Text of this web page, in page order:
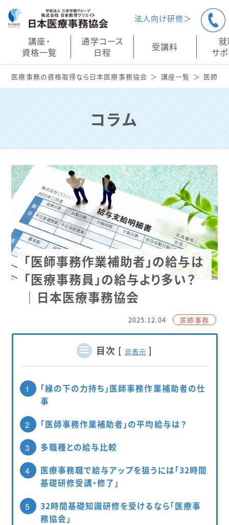
講座・
資格一覧
通学コース
日程
受講料
サ
法人向け研修＞
医療事務の資格取得なら日本医療事務協会 講座⼀覧 医師事
コラム
「医師事務作業補助者」の給与は
「医療事務員」の給与より多い？
｜日本医療事務協会
2025.12.04 医師事務
目次 [ 非表示 ]
1
「縁の下の力持ち」医師事務作業補助者の仕
事
2 「医師事務作業補助者」の平均給与は？
3 多職種との給与比較
4
医療事務職で給与アップを狙うには「32時間
基礎研修受講・修了」
5
32時間基礎知識研修を受けるなら「医療事
務協会」